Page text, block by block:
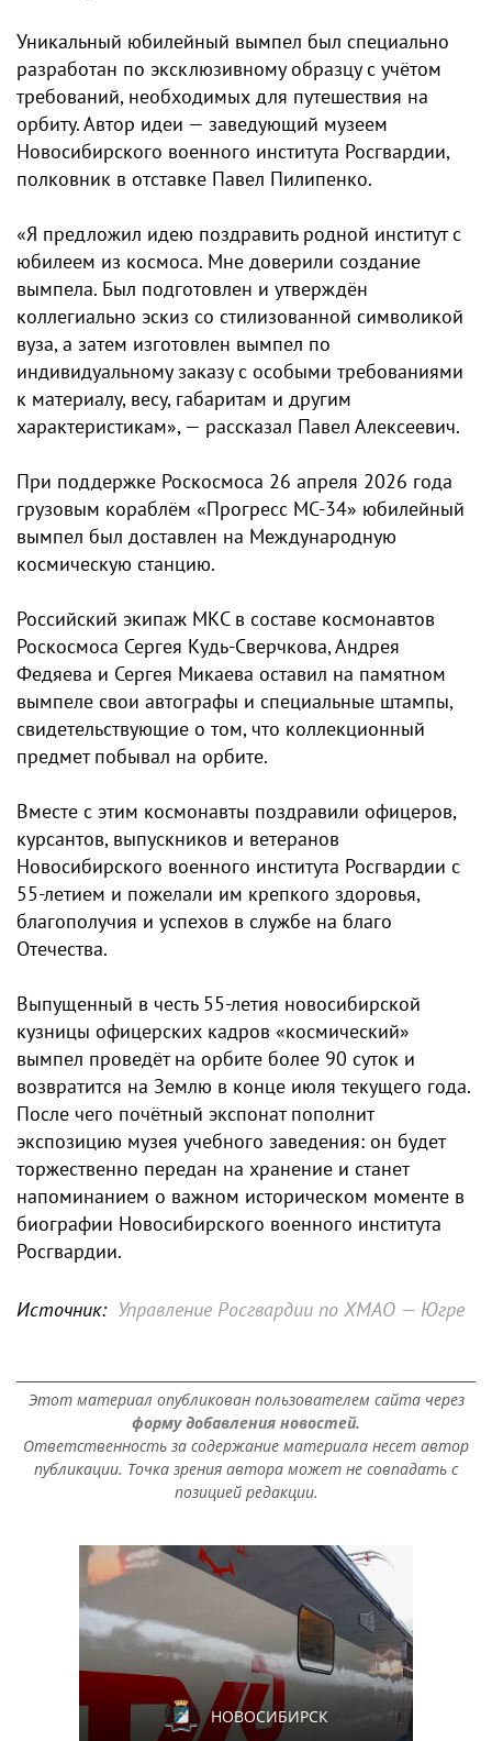
Уникальный юбилейный вымпел был специально
разработан по эксклюзивному образцу с учётом
требований, необходимых для путешествия на
орбиту. Автор идеи — заведующий музеем
Новосибирского военного института Росгвардии,
полковник в отставке Павел Пилипенко.
«Я предложил идею поздравить родной институт с
юбилеем из космоса. Мне доверили создание
вымпела. Был подготовлен и утверждён
коллегиально эскиз со стилизованной символикой
вуза, а затем изготовлен вымпел по
индивидуальному заказу с особыми требованиями
к материалу, весу, габаритам и другим
характеристикам», — рассказал Павел Алексеевич.
При поддержке Роскосмоса 26 апреля 2026 года
грузовым кораблём «Прогресс МС‑34» юбилейный
вымпел был доставлен на Международную
космическую станцию.
Российский экипаж МКС в составе космонавтов
Роскосмоса Сергея Кудь‑Сверчкова, Андрея
Федяева и Сергея Микаева оставил на памятном
вымпеле свои автографы и специальные штампы,
свидетельствующие о том, что коллекционный
предмет побывал на орбите.
Вместе с этим космонавты поздравили офицеров,
курсантов, выпускников и ветеранов
Новосибирского военного института Росгвардии с
55-летием и пожелали им крепкого здоровья,
благополучия и успехов в службе на благо
Отечества.
Выпущенный в честь 55-летия новосибирской
кузницы офицерских кадров «космический»
вымпел проведёт на орбите более 90 суток и
возвратится на Землю в конце июля текущего года.
После чего почётный экспонат пополнит
экспозицию музея учебного заведения: он будет
торжественно передан на хранение и станет
напоминанием о важном историческом моменте в
биографии Новосибирского военного института
Росгвардии.
Источник: Управление Росгвардии по ХМАО — Югре
Этот материал опубликован пользователем сайта через
форму добавления новостей.
Ответственность за содержание материала несет автор
публикации. Точка зрения автора может не совпадать с
позицией редакции.
НОВОСИБИРСК